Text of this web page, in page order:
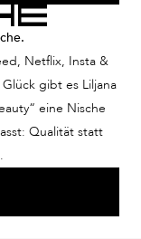
Netflix, Insta &
gibt es Liljana
eine Nische
Qualität statt